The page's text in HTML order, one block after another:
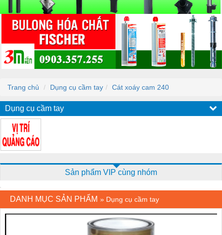
Trang chủ Dụng cụ cầm tay Cát xoáy cam 240
Dụng cụ cầm tay
Sản phẩm VIP cùng nhóm
DANH MỤC SẢN PHẨM » Dụng cụ cầm tay